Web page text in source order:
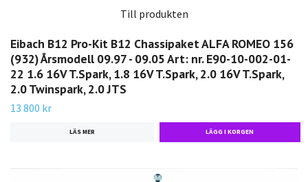
Till produkten
Eibach B12 Pro-Kit B12 Chassipaket ALFA ROMEO 156
(932) Årsmodell 09.97 - 09.05 Art: nr. E90-10-002-01-
22 1.6 16V T.Spark, 1.8 16V T.Spark, 2.0 16V T.Spark,
2.0 Twinspark, 2.0 JTS
13 800 kr
LÄS MER